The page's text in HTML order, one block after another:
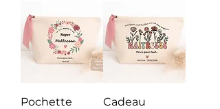
Pochette
Cadeau